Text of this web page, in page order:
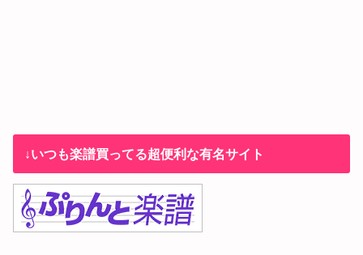
↓いつも楽譜買ってる超便利な有名サイト